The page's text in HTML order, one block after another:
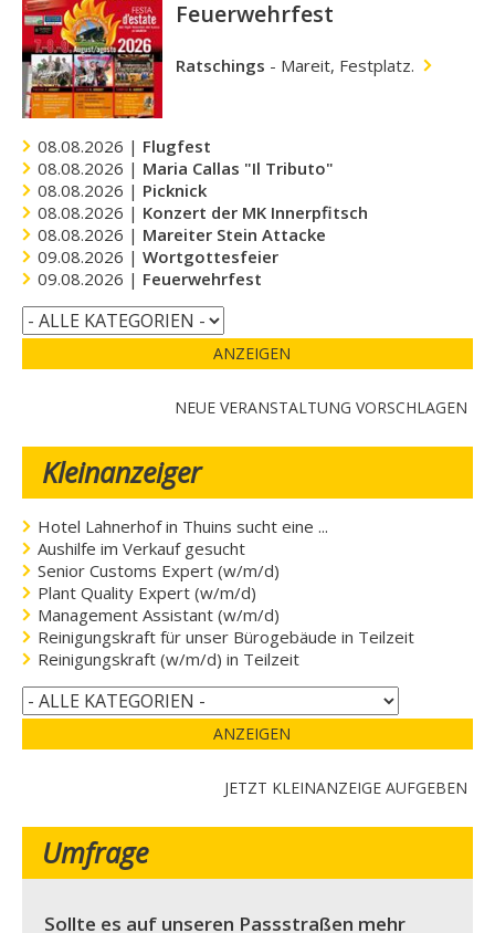
Feuerwehrfest
Ratschings - Mareit, Festplatz.
08.08.2026 | Flugfest
08.08.2026 | Maria Callas "Il Tributo"
08.08.2026 | Picknick
08.08.2026 | Konzert der MK Innerpfitsch
08.08.2026 | Mareiter Stein Attacke
09.08.2026 | Wortgottesfeier
09.08.2026 | Feuerwehrfest
ANZEIGEN
NEUE VERANSTALTUNG VORSCHLAGEN
Kleinanzeiger
Hotel Lahnerhof in Thuins sucht eine ...
Aushilfe im Verkauf gesucht
Senior Customs Expert (w/m/d)
Plant Quality Expert (w/m/d)
Management Assistant (w/m/d)
Reinigungskraft für unser Bürogebäude in Teilzeit
Reinigungskraft (w/m/d) in Teilzeit
ANZEIGEN
JETZT KLEINANZEIGE AUFGEBEN
Umfrage
Sollte es auf unseren Passstraßen mehr